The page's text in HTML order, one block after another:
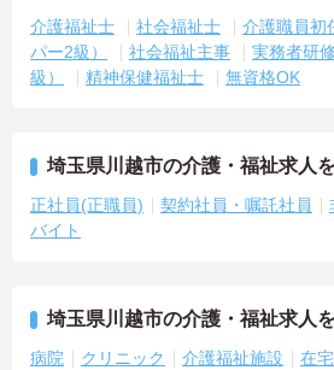
介護福祉士 社会福祉士
介護職員初
パー2級）
社会福祉主事
実務者研
級）
精神保健福祉士 無資格OK
埼玉県川越市の介護・福祉求人
正社員(正職員) 契約社員・嘱託社員
バイト
埼玉県川越市の介護・福祉求人
病院 クリニック 介護福祉施設 在